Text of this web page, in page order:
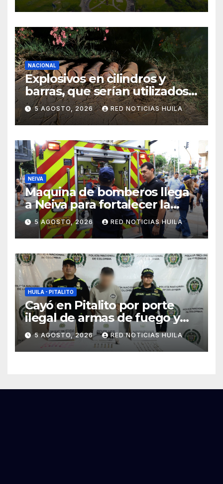
NACIONAL
Explosivos en cilindros y
barras, que serían utilizados
en Cali, fueron incautados
por la Policía
5 AGOSTO, 2026 RED NOTICIAS HUILA
NEIVA
Maquina de bomberos llega
a Neiva para fortalecer la
asistencia en las
emergencias ocasionadas
por el fenómeno del niño
5 AGOSTO, 2026 RED NOTICIAS HUILA
HUILA - PITALITO
Cayó en Pitalito por porte
ilegal de armas de fuego y
tráfico de estupefacientes
5 AGOSTO, 2026 RED NOTICIAS HUILA